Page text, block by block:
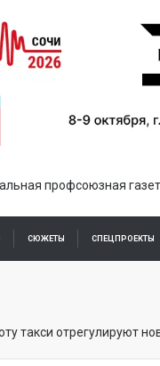
профсоюзная
СЮЖЕТЫ СПЕЦПРОЕКТЫ
такси отрегулируют